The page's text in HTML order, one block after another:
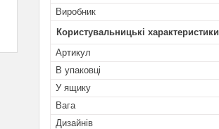
Виробник
Користувальницькі характеристики
Артикул
В упаковці
У ящику
Вага
Дизайнів